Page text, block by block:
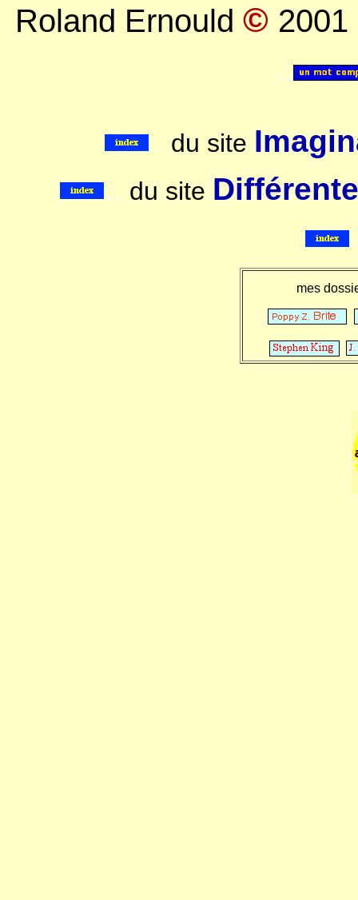
Roland Ernould © 2001
..
.. du site
.. du site
mes
. .
.